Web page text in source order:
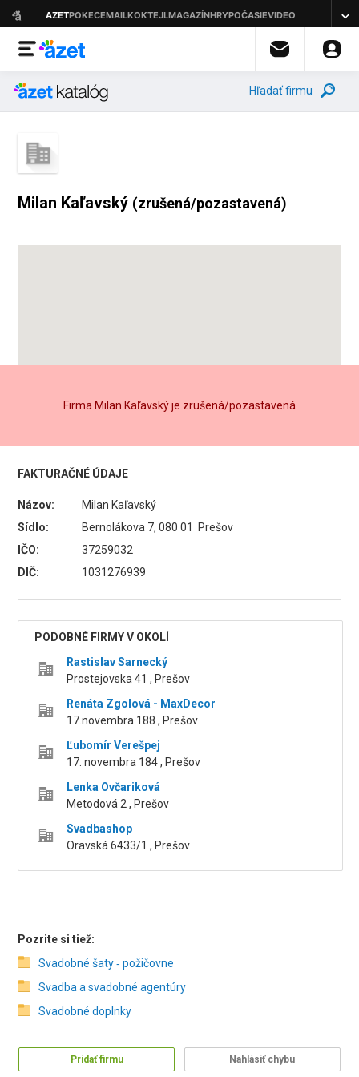
Hľadať firmu
Milan Kaľavský (zrušená/pozastavená)
Firma Milan Kaľavský je zrušená/pozastavená
FAKTURAČNÉ ÚDAJE
Názov:
Milan Kaľavský
Sídlo:
Bernolákova 7, 080 01 Prešov
IČO:
37259032
DIČ:
1031276939
PODOBNÉ FIRMY V OKOLÍ
Rastislav Sarnecký
Prostejovska 41 , Prešov
Renáta Zgolová - MaxDecor
17.novembra 188 , Prešov
Ľubomír Verešpej
17. novembra 184 , Prešov
Lenka Ovčariková
Metodová 2 , Prešov
Svadbashop
Oravská 6433/1 , Prešov
Pozrite si tiež:
Svadobné šaty ‑ požičovne
Svadba a svadobné agentúry
Svadobné doplnky
Pridať firmu Nahlásiť chybu